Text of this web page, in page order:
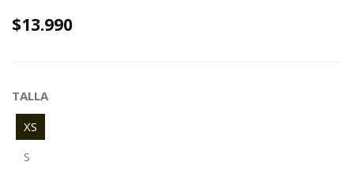
$13.990
TALLA
XS
S